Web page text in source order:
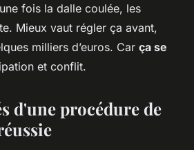
fois la dalle coulée, les
Mieux vaut régler ça avant,
milliers d’euros. Car ça se
et conflit.
d'une procédure de